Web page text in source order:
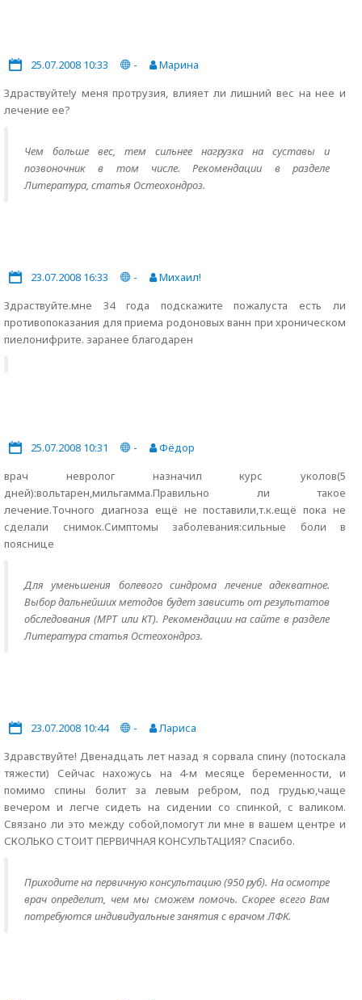
25.07.2008 10:33 -
Марина
Здраствуйте!у меня протрузия, влияет ли лишний вес на нее и
лечение ее?
Чем больше вес, тем сильнее нагрузка на суставы и
позвоночник в том числе. Рекомендации в разделе
Литература, статья Остеохондроз.
23.07.2008 16:33 -
Михаил!
Здраствуйте.мне 34 года подскажите пожалуста есть ли
противопоказания для приема родоновых ванн при хроническом
пиелонифрите. заранее благодарен
25.07.2008 10:31 -
Фёдор
врач невролог назначил курс уколов(5
дней):вольтарен,мильгамма.Правильно ли такое
лечение.Точного диагноза ещё не поставили,т.к.ещё пока не
сделали снимок.Симптомы заболевания:сильные боли в
пояснице
Для уменьшения болевого синдрома лечение адекватное.
Выбор дальнейших методов будет зависить от результатов
обследования (МРТ или КТ). Рекомендации на сайте в разделе
Литература статья Остеохондроз.
23.07.2008 10:44 -
Лариса
Здравствуйте! Двенадцать лет назад я сорвала спину (потоскала
тяжести) Сейчас нахожусь на 4-м месяце беременности, и
помимо спины болит за левым ребром, под грудью,чаще
вечером и легче сидеть на сидении со спинкой, c валиком.
Связано ли это между собой,помогут ли мне в вашем центре и
СКОЛЬКО СТОИТ ПЕРВИЧНАЯ КОНСУЛЬТАЦИЯ? Спасибо.
Приходите на первичную консультацию (950 руб). На осмотре
врач определит, чем мы сможем помочь. Скорее всего Вам
потребуются индивидуальные занятия с врачом ЛФК.